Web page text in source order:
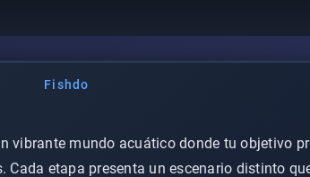
Fishdo
vibrante mundo acuático donde tu objetivo
Cada etapa presenta un escenario distinto